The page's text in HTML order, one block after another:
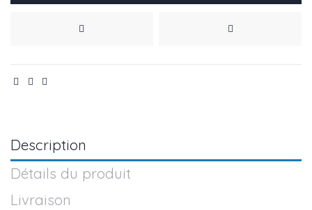
Description
Détails du produit
Livraison